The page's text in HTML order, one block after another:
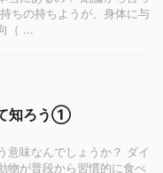
ちの持ちようが、身体に与
（ ...
知ろう①
意味なんでしょうか？ ダイ
物が普段から習慣的に食べ